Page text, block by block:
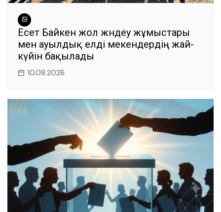
Есет Байкен жол жөндеу жұмыстары
мен ауылдық елді мекендердің жай-
күйін бақылады
10.08.2026